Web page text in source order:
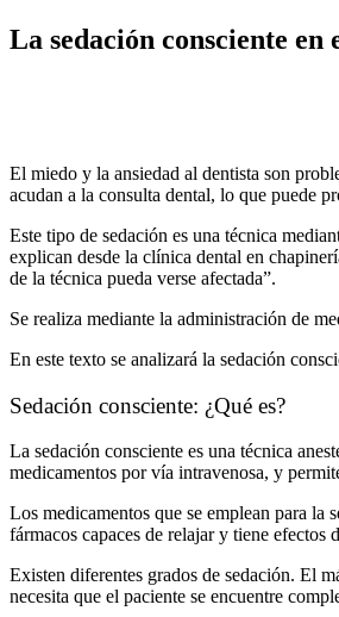
La sedación consciente en
El miedo y la ansiedad al dentista son
acudan a la consulta dental, lo que puede
Este tipo de sedación es una técnica
explican desde la clínica dental en
de la técnica pueda verse afectada”.
Se realiza mediante la administración de
En este texto se analizará la sedación
Sedación consciente: ¿Qué es?
La sedación consciente es una técnica
medicamentos por vía intravenosa, y
Los medicamentos que se emplean para la
fármacos capaces de relajar y tiene efectos
Existen diferentes grados de sedación. El
necesita que el paciente se encuentre